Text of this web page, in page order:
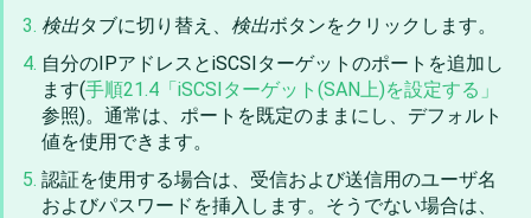
検出タブに切り替え、 検出ボタンをクリックします。
自分のIPアドレスとiSCSIターゲットのポートを追加し
ます(手順21.4「iSCSIターゲット(SAN上)を設定する」
参照)。通常は、ポートを既定のままにし、デフォルト
値を使用できます。
認証を使用する場合は、受信および送信用のユーザ名
およびパスワードを挿入します。そうでない場合は、